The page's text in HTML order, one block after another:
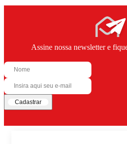
Assine nossa newsletter e
Cadastrar